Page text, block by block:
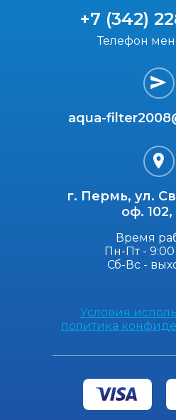
+7 (342)
aqua-
г. Пермь, ул.
оф. 102,
Телефон
Время
Пн-Пт - 9:00
Сб-Вс -
Условия
политика